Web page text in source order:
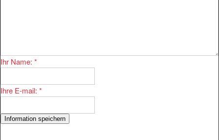
Ihr Name: *
Ihre E-mail: *